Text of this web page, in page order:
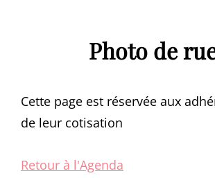
Photo de
Cette page est réservée aux
de leur cotisation
Retour à l'Agenda